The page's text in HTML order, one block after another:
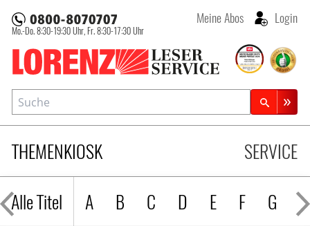
Lorenz Leserservice
Mo.-Do. 8:30-19:30 Uhr, Fr. 8:30-17:30 Uhr
Meine Abos Login
THEMENKIOSK
Alle Titel
A B C D E F G H
SERVICE
Suche
Zeitschriftensuche